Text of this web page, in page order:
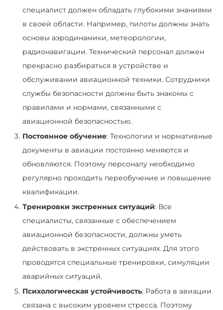
специалист должен обладать глубокими знаниями
в своей области. Например, пилоты должны знать
основы аэродинамики, метеорологии,
радионавигации. Технический персонал должен
прекрасно разбираться в устройстве и
обслуживании авиационной техники. Сотрудники
службы безопасности должны быть знакомы с
правилами и нормами, связанными с
авиационной безопасностью.
Постоянное обучение: Технологии и нормативные
документы в авиации постоянно меняются и
обновляются. Поэтому персоналу необходимо
регулярно проходить переобучение и повышение
квалификации.
Тренировки экстренных ситуаций: Все
специалисты, связанные с обеспечением
авиационной безопасности, должны уметь
действовать в экстренных ситуациях. Для этого
проводятся специальные тренировки, симуляции
аварийных ситуаций.
Психологическая устойчивость: Работа в авиации
связана с высоким уровнем стресса. Поэтому